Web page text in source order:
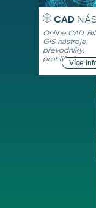
CAD
Online CAD,
GIS nástroje,
převodníky,
prohlížeče
Více